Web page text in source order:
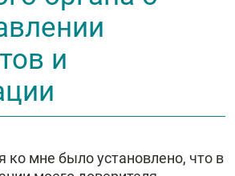
и
ко мне было установлено, что в